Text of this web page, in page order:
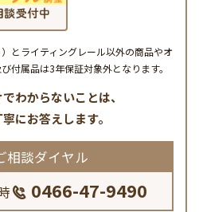
とライティングレール以外の商品やオ
付属品は3年保証対象外となります。
わからないことは、
にお答えします。
相談ダイヤル
0466-47-9490